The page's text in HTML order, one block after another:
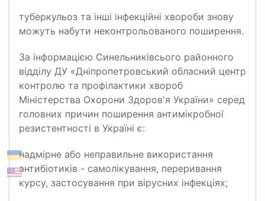
туберкульоз та інші інфекційні хвороби знову
можуть набути неконтрольованого поширення.
За інформацією Синельниківсього районного
відділу ДУ «Дніпропетровський обласний центр
контролю та профілактики хвороб
Міністерства Охорони Здоров'я України» серед
головних причин поширення антимікробної
резистентності в Україні є:
надмірне або неправильне використання
антибіотиків - самолікування, переривання
курсу, застосування при вірусних інфекціях;